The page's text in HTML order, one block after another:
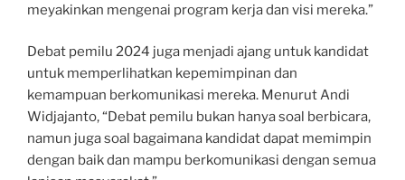
meyakinkan mengenai program kerja dan visi mereka.”
Debat pemilu 2024 juga menjadi ajang untuk kandidat
untuk memperlihatkan kepemimpinan dan
kemampuan berkomunikasi mereka. Menurut Andi
Widjajanto, “Debat pemilu bukan hanya soal berbicara,
namun juga soal bagaimana kandidat dapat memimpin
dengan baik dan mampu berkomunikasi dengan semua